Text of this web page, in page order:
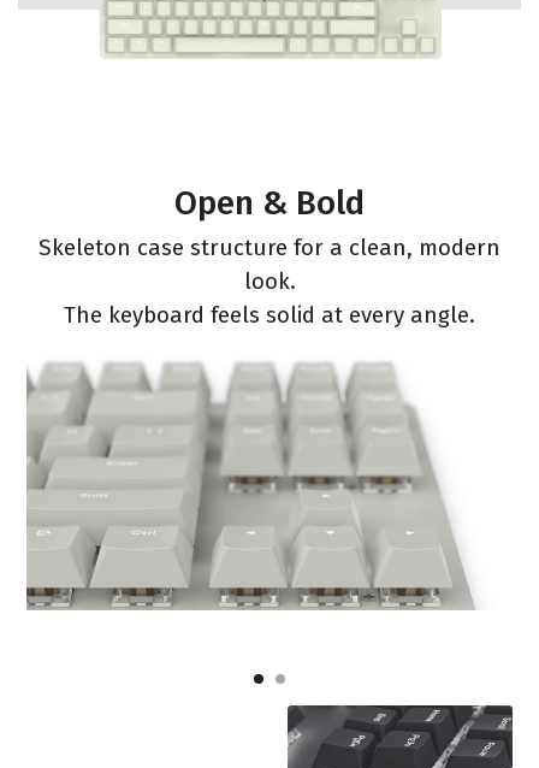
Open & Bold
Skeleton case structure for a clean, modern
look.
The keyboard feels solid at every angle.